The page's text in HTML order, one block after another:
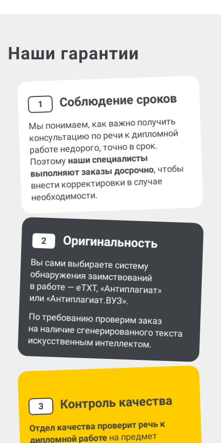
Наши гарантии
1 Соблюдение сроков
Мы понимаем, как важно получить
консультацию по речи к дипломной
работе недорого, точно в срок.
Поэтомунаши специалисты
выполняют заказы досрочно, чтобы
внести корректировки в случае
необходимости.
2 Оригинальность
Вы сами выбираете систему
обнаружения заимствований
в работе — eTXT, «Антиплагиат»
или «Антиплагиат.ВУЗ».
По требованию проверим заказ
на наличие сгенерированного текста
искусственным интеллектом.
3 Контроль качества
Отдел качества проверит речь к
дипломной работена предмет